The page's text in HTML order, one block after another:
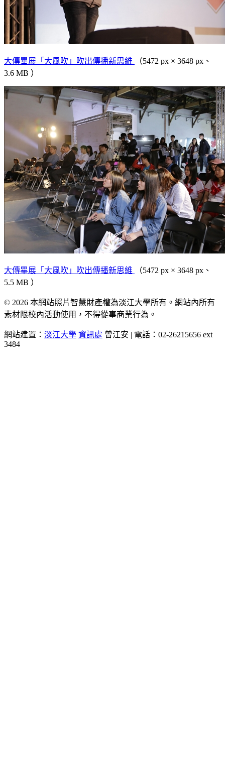
大傳畢展「大風吹」吹出傳播新思維
（5472 px × 3648 px、
3.6 MB ）
大傳畢展「大風吹」吹出傳播新思維
（5472 px × 3648 px、
5.5 MB ）
© 2026 本網站照片智慧財產權為淡江大學所有。網站內所有
素材限校內活動使用，不得從事商業行為。
網站建置： 淡江大學 資訊處 曾江安 | 電話：02-26215656 ext
3484